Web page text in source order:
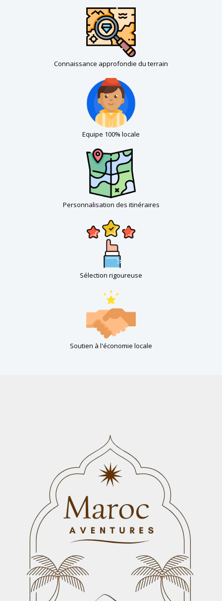
Connaissance approfondie du terrain
Equipe 100% locale
Personnalisation des itinéraires
Sélection rigoureuse
Soutien à l'économie locale